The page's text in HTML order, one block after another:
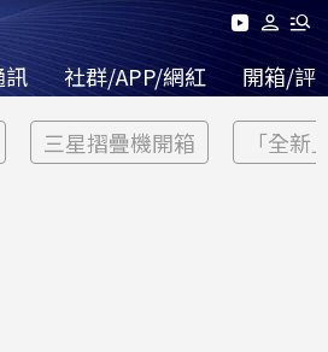
訊 社群/APP/網紅 開箱/評
三星摺疊機開箱 「全新